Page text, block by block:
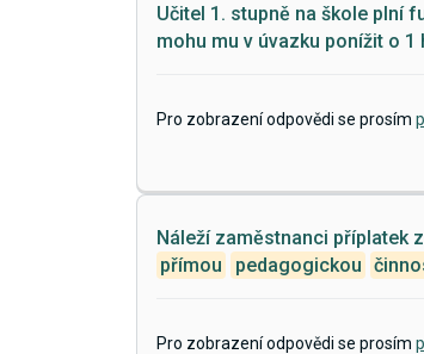
Učitel 1. stupně na škole plní
mohu mu v úvazku ponížit o 1
Pro zobrazení odpovědi se prosím
Náleží zaměstnanci příplatek
přímou
pedagogickou
Pro zobrazení odpovědi se prosím